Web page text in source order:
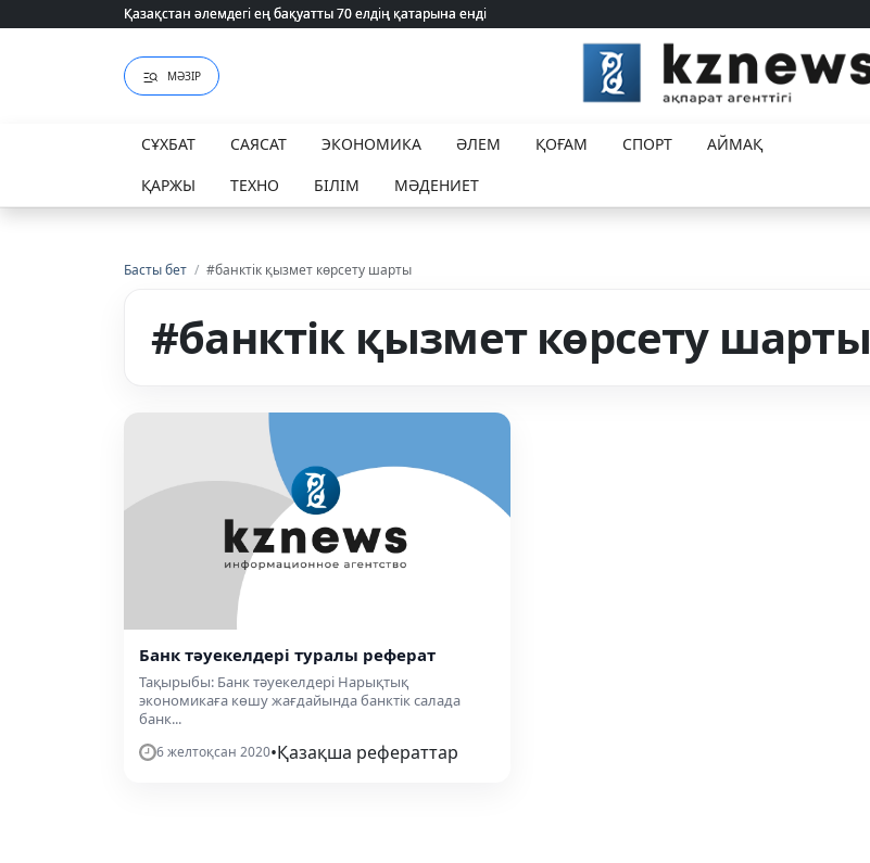
Қазақстан әлемдегі ең бақуатты 70 елдің қатарына енді
Қазақстан әлемдегі ең бақуатты 70 елдің қатарына енді
МӘЗІР
СҰХБАТ САЯСАТ ЭКОНОМИКА ӘЛЕМ ҚОҒАМ СПОРТ
АЙМАҚ
ҚАРЖЫ
ТЕХНО БІЛІМ МӘДЕНИЕТ
Басты бет / #банктік қызмет көрсету шарты
#банктік қызмет көрсету шарты
Банк тәуекелдері туралы реферат
Тақырыбы: Банк тәуекелдері Нарықтық
экономикаға көшу жағдайында банктік салада
банк...
6 желтоқсан 2020•Қазақша рефераттар